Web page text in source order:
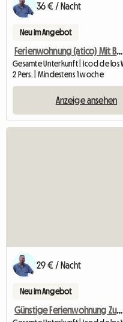
36 € / Nacht
Neu im Angebot
Ferienwohnung (atico) Mit Balkon Und Meerblick In Icod De Lo
2 Pers. | Mindestens 1 woche
Anzeige ansehen
29 € / Nacht
Neu im Angebot
Günstige Ferienwohnung Zur Straße In Icod De Los Vinos, Tene